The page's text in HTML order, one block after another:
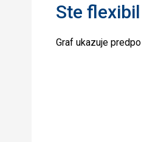
Ste
Graf ukazuje